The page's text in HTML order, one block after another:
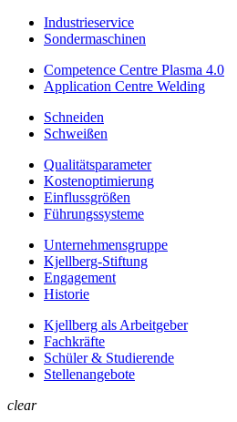
Industrieservice
Sondermaschinen
Competence Centre Plasma 4.0
Application Centre Welding
Schneiden
Schweißen
Qualitätsparameter
Kostenoptimierung
Einflussgrößen
Führungssysteme
Unternehmens­gruppe
Kjellberg-Stiftung
Engagement
Historie
Kjellberg als Arbeitgeber
Fachkräfte
Schüler & Studierende
Stellenangebote
clear